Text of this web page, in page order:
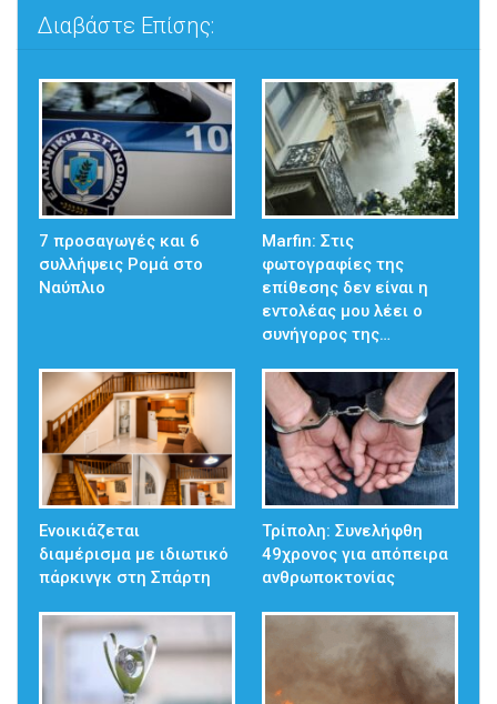
Διαβάστε Επίσης:
7 προσαγωγές και 6
συλλήψεις Ρομά στο
Ναύπλιο
Marfin: Στις
φωτογραφίες της
επίθεσης δεν είναι η
εντολέας μου λέει ο
συνήγορος της…
Ενοικιάζεται
διαμέρισμα με ιδιωτικό
πάρκινγκ στη Σπάρτη
Τρίπολη: Συνελήφθη
49χρονος για απόπειρα
ανθρωποκτονίας